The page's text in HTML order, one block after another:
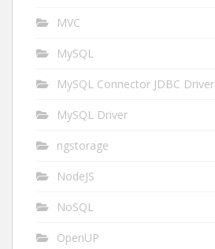
MVC
MySQL
MySQL Connector JDBC Driver
MySQL Driver
ngstorage
NodeJS
NoSQL
OpenUP